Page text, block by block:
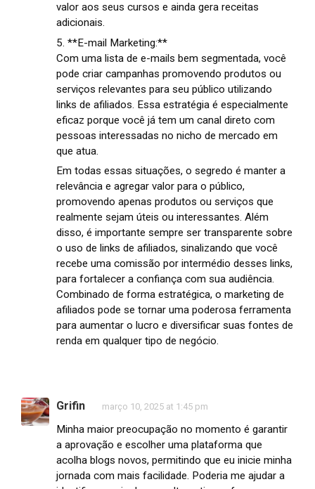
valor aos seus cursos e ainda gera receitas
adicionais.
5. **E-mail Marketing:**
Com uma lista de e-mails bem segmentada, você
pode criar campanhas promovendo produtos ou
serviços relevantes para seu público utilizando
links de afiliados. Essa estratégia é especialmente
eficaz porque você já tem um canal direto com
pessoas interessadas no nicho de mercado em
que atua.
Em todas essas situações, o segredo é manter a
relevância e agregar valor para o público,
promovendo apenas produtos ou serviços que
realmente sejam úteis ou interessantes. Além
disso, é importante sempre ser transparente sobre
o uso de links de afiliados, sinalizando que você
recebe uma comissão por intermédio desses links,
para fortalecer a confiança com sua audiência.
Combinado de forma estratégica, o marketing de
afiliados pode se tornar uma poderosa ferramenta
para aumentar o lucro e diversificar suas fontes de
renda em qualquer tipo de negócio.
Grifin março 10, 2025 at 1:45 pm
Minha maior preocupação no momento é garantir
a aprovação e escolher uma plataforma que
acolha blogs novos, permitindo que eu inicie minha
jornada com mais facilidade. Poderia me ajudar a